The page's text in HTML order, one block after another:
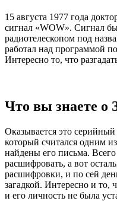
15 августа 1977 года
сигнал «WOW». Сигнал
радиотелескопом под
работал над программой
Интересно то, что
Что вы знаете о
Оказывается это
который считался одним
найдены его письма.
расшифровать, а вот
расшифровки, и по сей
загадкой. Интересно и то,
и его личность не была